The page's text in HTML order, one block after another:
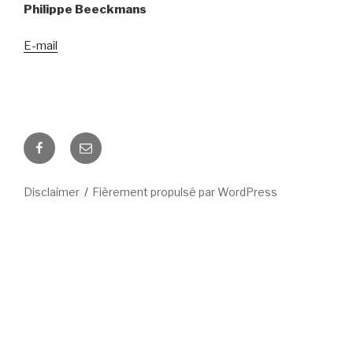
Philippe Beeckmans
E-mail
Facebook
E-
mail
Disclaimer Fièrement propulsé par WordPress